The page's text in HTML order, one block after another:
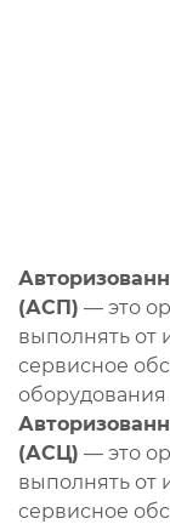
(АСП) — это
выполнять от
сервисное
оборудования
(АСЦ) — это
выполнять от
сервисное